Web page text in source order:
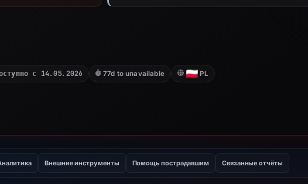
с 14.05.2026 77d to unavailable PL
Внешние инструменты Помощь пострадавшим Связанные отчёты